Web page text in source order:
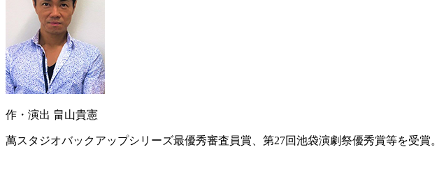
作・演出 畠山貴憲
萬スタジオバックアップシリーズ最優秀審査員賞、第27回池袋演劇祭優秀賞等を受賞。